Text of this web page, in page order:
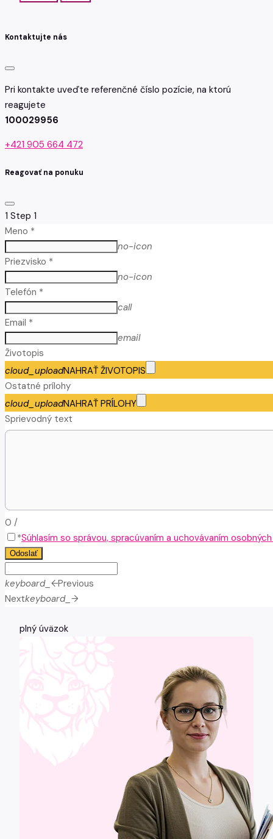
Kontaktujte nás
Pri kontakte uveďte referenčné číslo pozície, na ktorú
reagujete
100029956
+421 905 664 472
Reagovať na ponuku
1 Step 1
Meno *
no-icon
Priezvisko *
no-icon
Telefón *
call
Email *
email
Životopis
cloud_uploadNAHRAŤ ŽIVOTOPIS
Ostatné prílohy
cloud_uploadNAHRAŤ PRÍLOHY
Sprievodný text
0 /
*Súhlasím so správou, spracúvaním a uchovávaním
Odoslať
keyboard_arrow_leftPrevious
Nextkeyboard_arrow_right
plný úväzok